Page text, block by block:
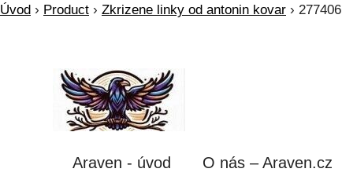
Úvod › Product › Zkrizene linky od antonin kovar › 277406
Araven - úvod O nás – Araven.cz